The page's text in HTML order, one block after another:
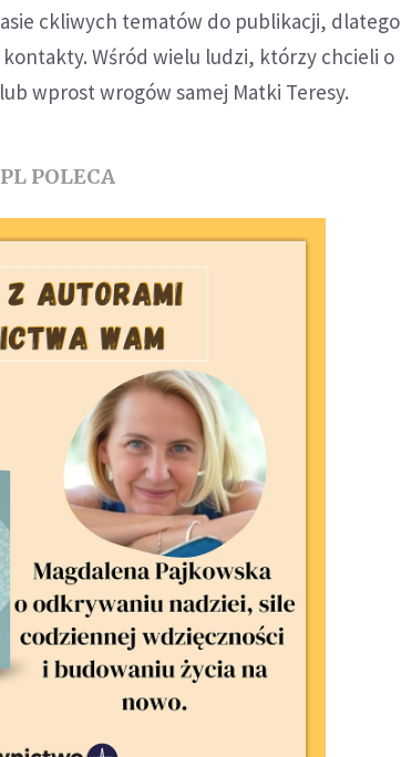
ckliwych tematów do publikacji, dlatego
kontakty. Wśród wielu ludzi, którzy chcieli o
wprost wrogów samej Matki Teresy.
POLECA